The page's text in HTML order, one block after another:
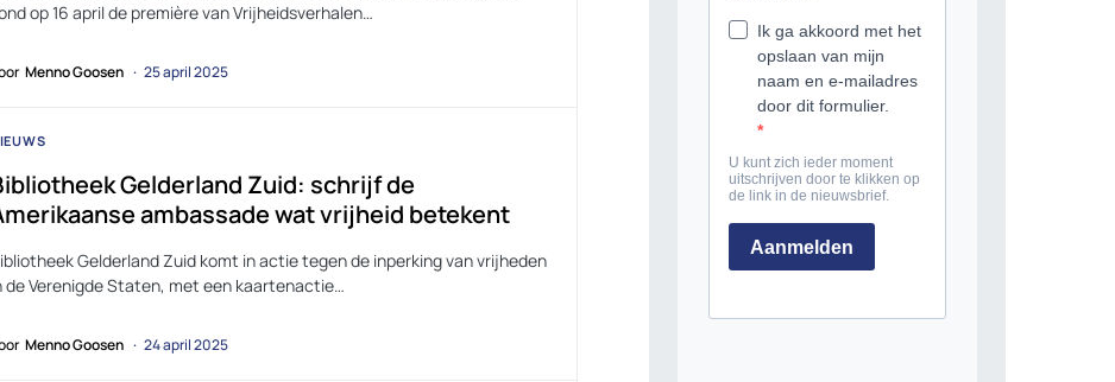
op 16 april de première van Vrijheidsverhalen…
Menno Goosen 25 april 2025
Gelderland Zuid: schrijf de
ambassade wat vrijheid betekent
Gelderland Zuid komt in actie tegen de inperking van vrijheden
de Verenigde Staten, met een kaartenactie…
Menno Goosen 24 april 2025